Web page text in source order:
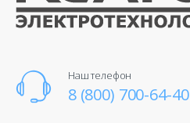
Наш телефон
8 (800) 700-64-40